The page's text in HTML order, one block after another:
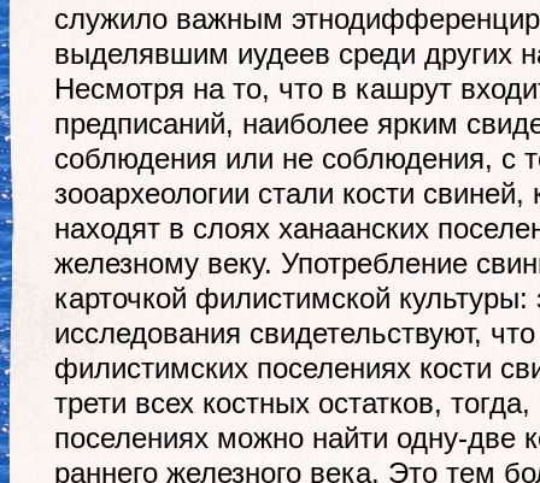
служило важным
выделявшим иудеев среди других
Несмотря на то, что в кашрут
предписаний, наиболее ярким
соблюдения или не соблюдения, с
зооархеологии стали кости свиней,
находят в слоях ханаанских
железному веку. Употребление
карточкой филистимской культуры:
исследования свидетельствуют,
филистимских поселениях кости
трети всех костных остатков,
поселениях можно найти одну-две
раннего железного века. Это тем